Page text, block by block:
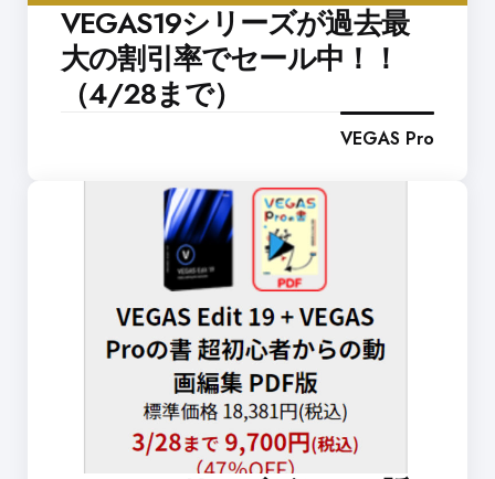
VEGAS19シリーズが過去最
大の割引率でセール中！！
（4/28まで）
VEGAS Pro